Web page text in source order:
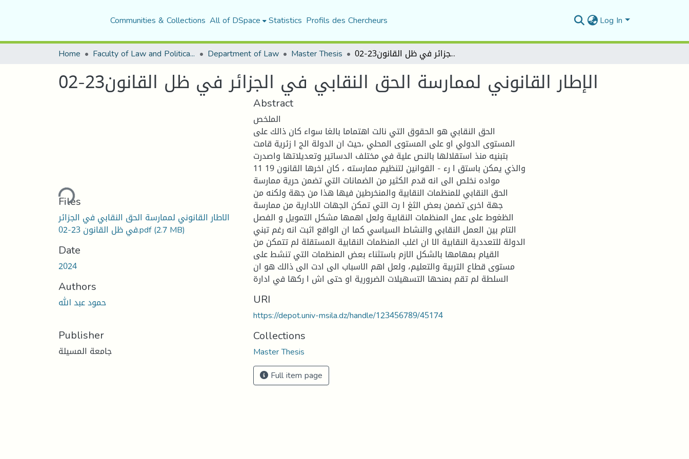
Communities & Collections All of DSpace Statistics Profils des Chercheurs Log In
Home Faculty of Law and Political Science Department of Law Master Thesis الإطار القانوني لممارسة الحق النقابي في الجزائر في ظل القانون23-02
الإطار القانوني لممارسة الحق النقابي في الجزائر في ظل القانون23-02
Loading...
Files
الاطار القانوني لممارسة الحق النقابي في الجزائر
في ظل القانون 23-02.pdf(2.7 MB)
Date
2024
Authors
حمود عبد الله
Publisher
جامعة المسيلة
Abstract
الملخص
الحق النقابي هو الحقوق التي نالت اهتماما بالغا سواء كان ذالك على
المستوى الدولي او على المستوى المحلي ،حيث ان الدولة الج ا زئرية قامت
بتبنيه منذ استقلالها بالنص علية في مختلف الدساتير وتعديلاتها واصدرت
11 والذي يمكن باستق ا رء - القوانين لتنظيم ممارسته ، كان اخرها القانون 19
مواده نخلص الى انه قدم الكثير من الضمانات التي تضمن حرية ممارسة
الحق النقابي للمنظمات النقابية والمنخرطين فيها هذا من جهة ولكنه من
جهة اخرى تضمن بعض الثغ ا رت التي تمكن الجهات الادارية من ممارسة
الظغوط على عمل المنظمات النقابية ولعل اهمها مشكل التمويل و الفصل
التام بين العمل النقابي والنشاط السياسي كما ان الواقع اثبت انه رغم تبني
الدولة للتعددية النقابية الا ان اغلب المنظمات النقابية المستقلة لم تتمكن من
القيام بمهامها بالشكل الازم باستثناء بعض المنظمات التي تنشط على
مستوى قطاع التربية والتعليم، ولعل اهم الاسباب الى ادت الى ذالك هو ان
السلطة لم تقم بمنحها التسهيلات الضرورية او حتى اش ا ركها في ادارة
URI
https://depot.univ-msila.dz/handle/123456789/45174
Collections
Master Thesis
Full item page